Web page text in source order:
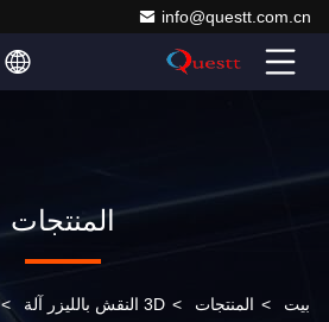
info@questt.com.cn
المنتجات
بيت > المنتجات > 3D النقش بالليزر آلة >